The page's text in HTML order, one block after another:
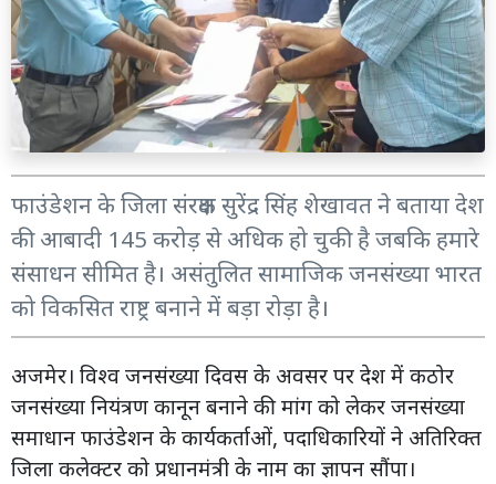
फाउंडेशन के जिला संरक्षक सुरेंद्र सिंह शेखावत ने बताया देश
की आबादी 145 करोड़ से अधिक हो चुकी है जबकि हमारे
संसाधन सीमित है। असंतुलित सामाजिक जनसंख्या भारत
को विकसित राष्ट्र बनाने में बड़ा रोड़ा है।
अजमेर। विश्व जनसंख्या दिवस के अवसर पर देश में कठोर
जनसंख्या नियंत्रण कानून बनाने की मांग को लेकर जनसंख्या
समाधान फाउंडेशन के कार्यकर्ताओं, पदाधिकारियों ने अतिरिक्त
जिला कलेक्टर को प्रधानमंत्री के नाम का ज्ञापन सौंपा।